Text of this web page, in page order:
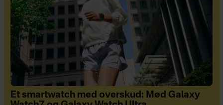
Et smartwatch med overskud: Mød Galaxy